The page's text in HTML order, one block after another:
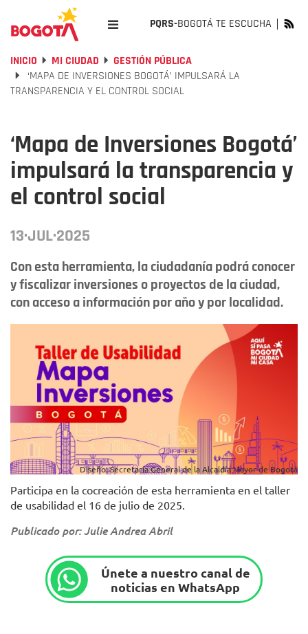
PQRS-BOGOTÁ TE ESCUCHA
INICIO MI CIUDAD
GESTIÓN PÚBLICA
‘MAPA DE INVERSIONES BOGOTÁ’ IMPULSARÁ LA
TRANSPARENCIA Y EL CONTROL SOCIAL
‘Mapa de Inversiones Bogotá’
impulsará la transparencia y
el control social
13·JUL·2025
Con esta herramienta, la ciudadanía podrá conocer
y fiscalizar inversiones o proyectos de la ciudad,
con acceso a información por año y por localidad.
Diseño: Secretaría General de la Alcaldía Mayor de Bogotá
Participa en la cocreación de esta herramienta en el taller
de usabilidad el 16 de julio de 2025.
Publicado por: Julie Andrea Abril
Únete a nuestro canal de
noticias en WhatsApp